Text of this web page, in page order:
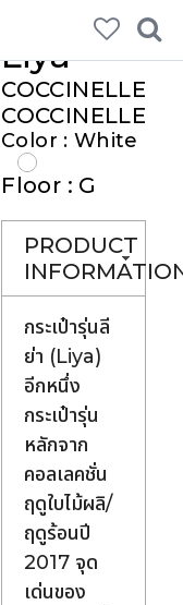
Liya
COCCINELLE
COCCINELLE
Color : White
Floor : G
PRODUCT
กระเป๋ารุ่นลี
ย่า (Liya)
อีกหนึ่ง
กระเป๋ารุ่น
หลักจาก
คอลเลคชั่น
ฤดูใบไม้ผลิ/
ฤดูร้อนปี
2017 จุด
เด่นของ